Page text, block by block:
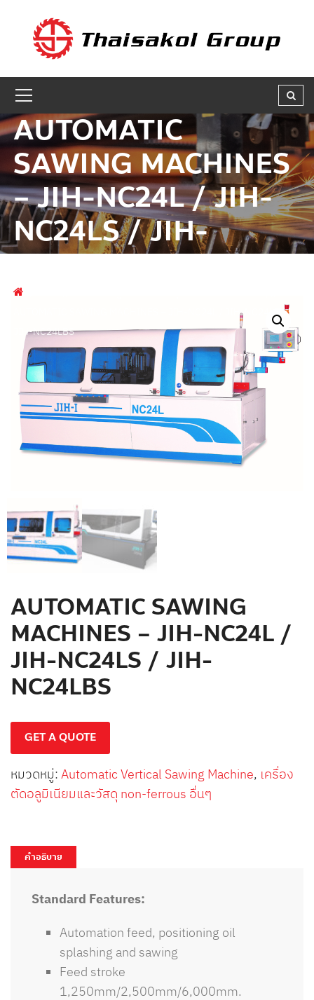
GET A QUOTE
ชื่อบริษัท :
เบอร์ติดต่อกลับ * :
อีเมล * :
หมวดสินค้าที่สนใจ :
รายละเอียดเพิ่มเติม :
AUTOMATIC
SAWING MACHINES
– JIH-NC24L / JIH-
NC24LS / JIH-
NC24LBS
AUTOMATIC SAWING MACHINES – JIH-NC24L / JIH-NC24LS /
JIH-NC24LBS
AUTOMATIC SAWING
MACHINES – JIH-NC24L /
JIH-NC24LS / JIH-
NC24LBS
GET A QUOTE
หมวดหมู่: Automatic Vertical Sawing Machine, เครื่อง
ตัดอลูมิเนียมและวัสดุ non-ferrous อื่นๆ
คำอธิบาย
Standard Features:
Automation feed, positioning oil
splashing and sawing
Feed stroke
1,250mm/2,500mm/6,000mm.